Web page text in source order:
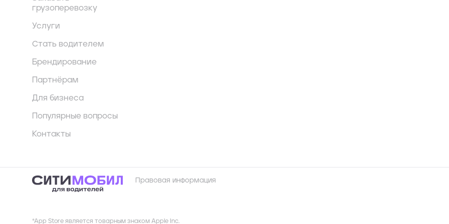
грузоперевозку
Услуги
Стать водителем
Брендирование
Партнёрам
Для бизнеса
Популярные вопросы
Контакты
Правовая информация
*App Store является товарным знаком Apple Inc.